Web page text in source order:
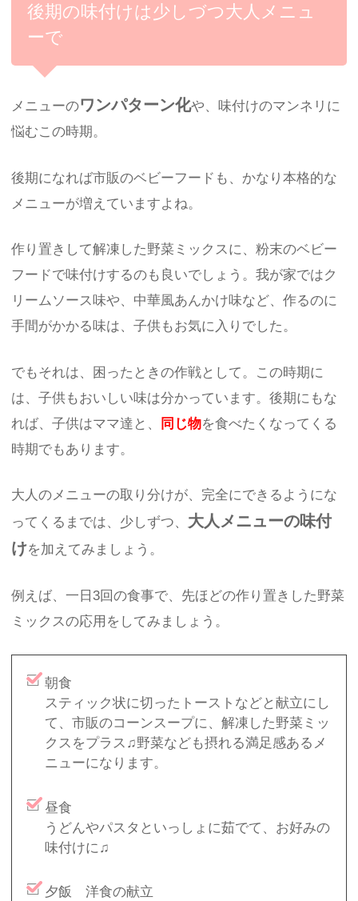
後期の味付けは少しづつ大人メニュ
ーで
メニューのワンパターン化や、味付けのマンネリに
悩むこの時期。
後期になれば市販のベビーフードも、かなり本格的な
メニューが増えていますよね。
作り置きして解凍した野菜ミックスに、粉末のベビー
フードで味付けするのも良いでしょう。我が家ではク
リームソース味や、中華風あんかけ味など、作るのに
手間がかかる味は、子供もお気に入りでした。
でもそれは、困ったときの作戦として。この時期に
は、子供もおいしい味は分かっています。後期にもな
れば、子供はママ達と、
同じ物を食べたくなってくる
時期でもあります。
大人のメニューの取り分けが、完全にできるようにな
ってくるまでは、少しずつ、 大人メニューの味付
けを加えてみましょう。
例えば、一日3回の食事で、先ほどの作り置きした野菜
ミックスの応用をしてみましょう。
朝食
スティック状に切ったトーストなどと献立にし
て、市販のコーンスープに、解凍した野菜ミッ
クスをプラス♫野菜なども摂れる満足感あるメ
ニューになります。
昼食
うどんやパスタといっしょに茹でて、お好みの
味付けに♫
夕飯 洋食の献立